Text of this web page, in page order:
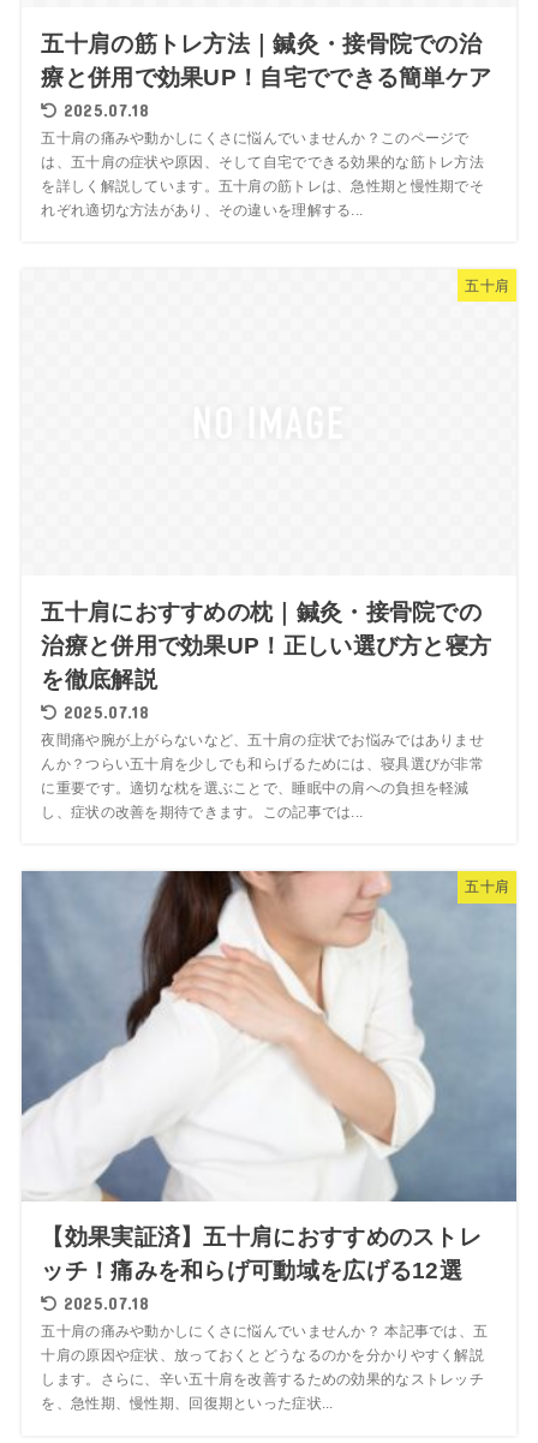
五十肩の筋トレ方法｜鍼灸・接骨院での治
療と併用で効果UP！自宅でできる簡単ケア
2025.07.18
五十肩の痛みや動かしにくさに悩んでいませんか？このページで
は、五十肩の症状や原因、そして自宅でできる効果的な筋トレ方法
を詳しく解説しています。五十肩の筋トレは、急性期と慢性期でそ
れぞれ適切な方法があり、その違いを理解する...
五十肩
五十肩におすすめの枕｜鍼灸・接骨院での
治療と併用で効果UP！正しい選び方と寝方
を徹底解説
2025.07.18
夜間痛や腕が上がらないなど、五十肩の症状でお悩みではありませ
んか？つらい五十肩を少しでも和らげるためには、寝具選びが非常
に重要です。適切な枕を選ぶことで、睡眠中の肩への負担を軽減
し、症状の改善を期待できます。この記事では...
五十肩
【効果実証済】五十肩におすすめのストレ
ッチ！痛みを和らげ可動域を広げる12選
2025.07.18
五十肩の痛みや動かしにくさに悩んでいませんか？ 本記事では、五
十肩の原因や症状、放っておくとどうなるのかを分かりやすく解説
します。さらに、辛い五十肩を改善するための効果的なストレッチ
を、急性期、慢性期、回復期といった症状...